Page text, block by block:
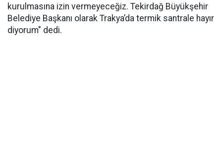
kurulmasına izin vermeyeceğiz. Tekirdağ Büyükşehir
Belediye Başkanı olarak Trakya’da termik santrale hayır
diyorum" dedi.